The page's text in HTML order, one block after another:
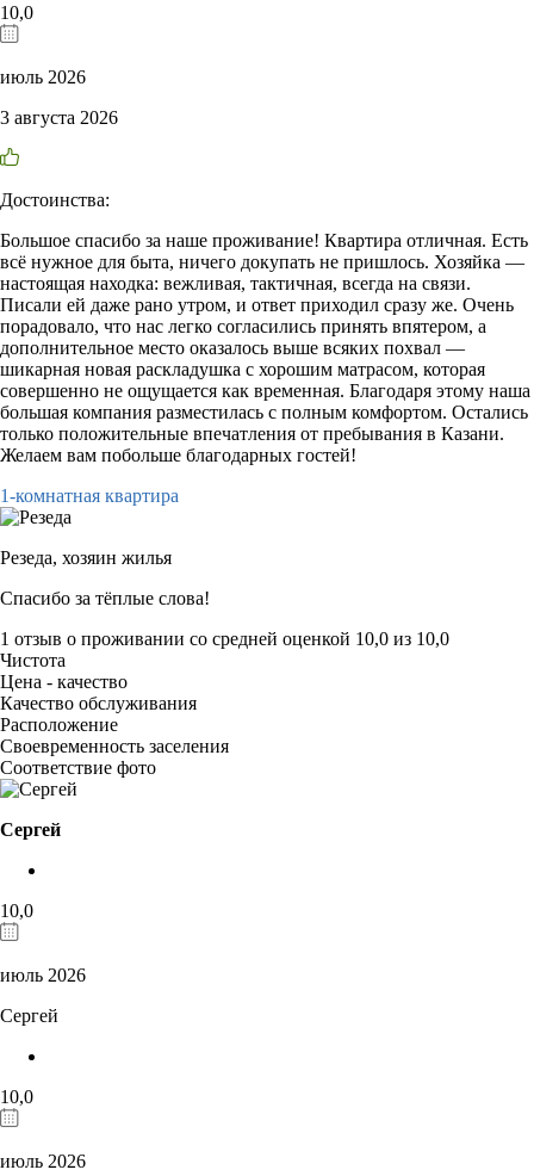
10,0
июль 2026
3 августа 2026
Достоинства:
Большое спасибо за наше проживание! Квартира отличная. Есть
всё нужное для быта, ничего докупать не пришлось. Хозяйка —
настоящая находка: вежливая, тактичная, всегда на связи.
Писали ей даже рано утром, и ответ приходил сразу же. Очень
порадовало, что нас легко согласились принять впятером, а
дополнительное место оказалось выше всяких похвал —
шикарная новая раскладушка с хорошим матрасом, которая
совершенно не ощущается как временная. Благодаря этому наша
большая компания разместилась с полным комфортом. Остались
только положительные впечатления от пребывания в Казани.
Желаем вам побольше благодарных гостей!
1-комнатная квартира
Резеда, хозяин жилья
Спасибо за тёплые слова!
1 отзыв о проживании со средней оценкой 10,0 из 10,0
Чистота
Цена - качество
Качество обслуживания
Расположение
Своевременность заселения
Соответствие фото
Сергей
10,0
июль 2026
Сергей
10,0
июль 2026